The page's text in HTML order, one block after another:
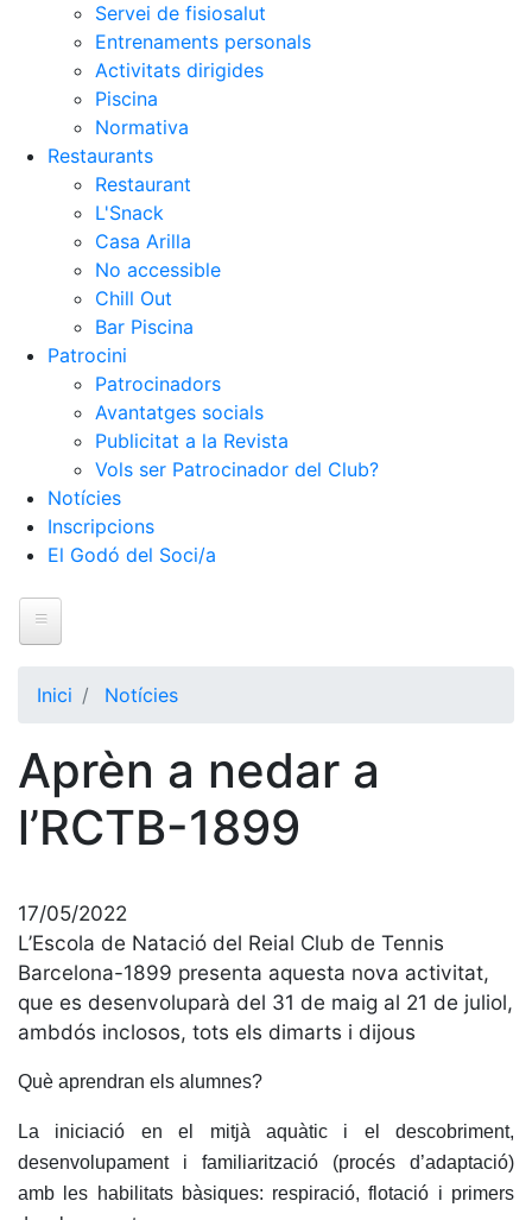
Servei de fisiosalut
Entrenaments personals
Activitats dirigides
Piscina
Normativa
Restaurants
Restaurant
L'Snack
Casa Arilla
No accessible
Chill Out
Bar Piscina
Patrocini
Patrocinadors
Avantatges socials
Publicitat a la Revista
Vols ser Patrocinador del Club?
Notícies
Inscripcions
El Godó del Soci/a
Història
La nostra
història
Presidents
Organització
Junta
directiva
i comités
executiva
Fundació
Inici Notícies
Aprèn a nedar a
l’RCTB-1899
17/05/2022
L’Escola de Natació del Reial Club de Tennis
Barcelona-1899 presenta aquesta nova activitat,
que es desenvoluparà del 31 de maig al 21 de juliol,
ambdós inclosos, tots els dimarts i dijous
Què aprendran els alumnes?
La iniciació en el mitjà aquàtic i el descobriment,
desenvolupament i familiarització (procés d’adaptació)
amb les habilitats bàsiques: respiració, flotació i primers